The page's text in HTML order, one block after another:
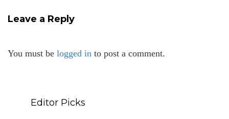
Leave a Reply
You must be logged in to post a comment.
Editor Picks